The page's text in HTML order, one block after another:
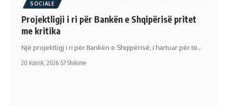
SOCIALE
Projektligji i ri për Bankën e Shqipërisë pritet
me kritika
Një projektligj i ri për Bankën e Shqipërisë, i hartuar për të…
20 Korrik, 2026 57 Shikime